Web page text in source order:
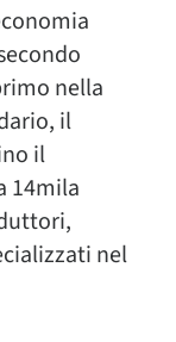
nella
il
il
14mila
nel